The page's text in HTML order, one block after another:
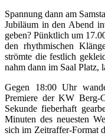
Spannung dann am
Jubiläum in den Abend
geben? Pünktlich um
den rhythmischen
strömte die festlich
nahm dann im Saal Platz,
Gegen 18:00 Uhr
Premiere der KW
Sekunde fieberhaft
Minuten des neuesten
sich im Zeitraffer-Format